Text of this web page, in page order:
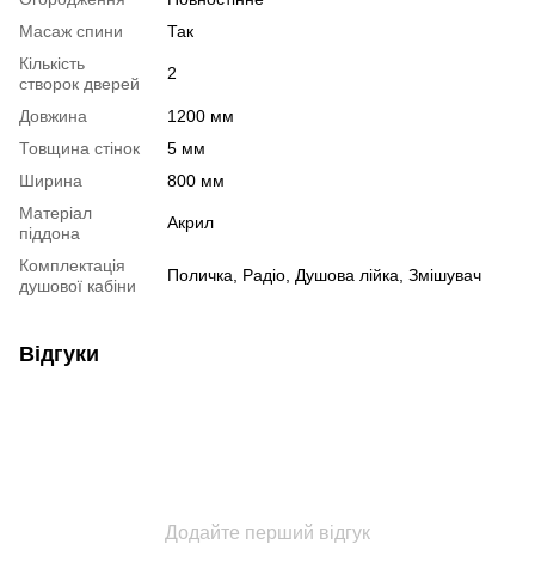
Масаж спини
Так
Кількість
створок дверей
2
Довжина
1200 мм
Товщина стінок
5 мм
Ширина
800 мм
Матеріал
піддона
Акрил
Комплектація
душової кабіни
Поличка, Радіо, Душова лійка, Змішувач
Відгуки
Додайте перший відгук